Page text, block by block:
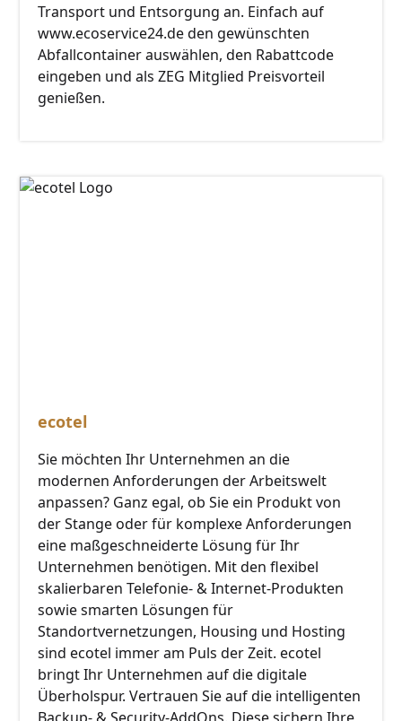
Transport und Entsorgung an. Einfach auf
www.ecoservice24.de den gewünschten
Abfallcontainer auswählen, den Rabattcode
eingeben und als ZEG Mitglied Preisvorteil
genießen.
ecotel
Sie möchten Ihr Unternehmen an die
modernen Anforderungen der Arbeitswelt
anpassen? Ganz egal, ob Sie ein Produkt von
der Stange oder für komplexe Anforderungen
eine maßgeschneiderte Lösung für Ihr
Unternehmen benötigen. Mit den flexibel
skalierbaren Telefonie- & Internet-Produkten
sowie smarten Lösungen für
Standortvernetzungen, Housing und Hosting
sind ecotel immer am Puls der Zeit. ecotel
bringt Ihr Unternehmen auf die digitale
Überholspur. Vertrauen Sie auf die intelligenten
Backup- & Security-AddOns. Diese sichern Ihre